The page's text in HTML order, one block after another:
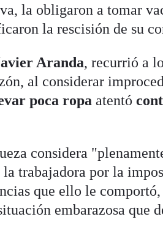
la obligaron a tomar
la rescisión de su
Aranda, recurrió a
al considerar
poca ropa atentó
considera
la trabajadora por la
que ello le
embarazosa que